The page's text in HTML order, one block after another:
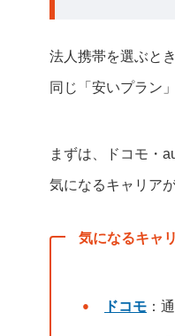
法人携帯を選ぶと
同じ「安いプラン
まずは、ドコモ・
気になるキャリア
気になるキャ
ドコモ ：